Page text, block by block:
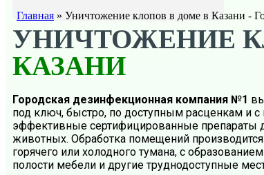
Главная » Уничтожение клопов в доме в Казани -
УНИЧТОЖЕНИЕ
КАЗАНИ
Городская дезинфекционная компания №1
под ключ, быстро, по доступным расценкам и
эффективные сертифицированные препараты
животных. Обработка помещений
горячего или холодного тумана, с
полости мебели и другие труднодоступные